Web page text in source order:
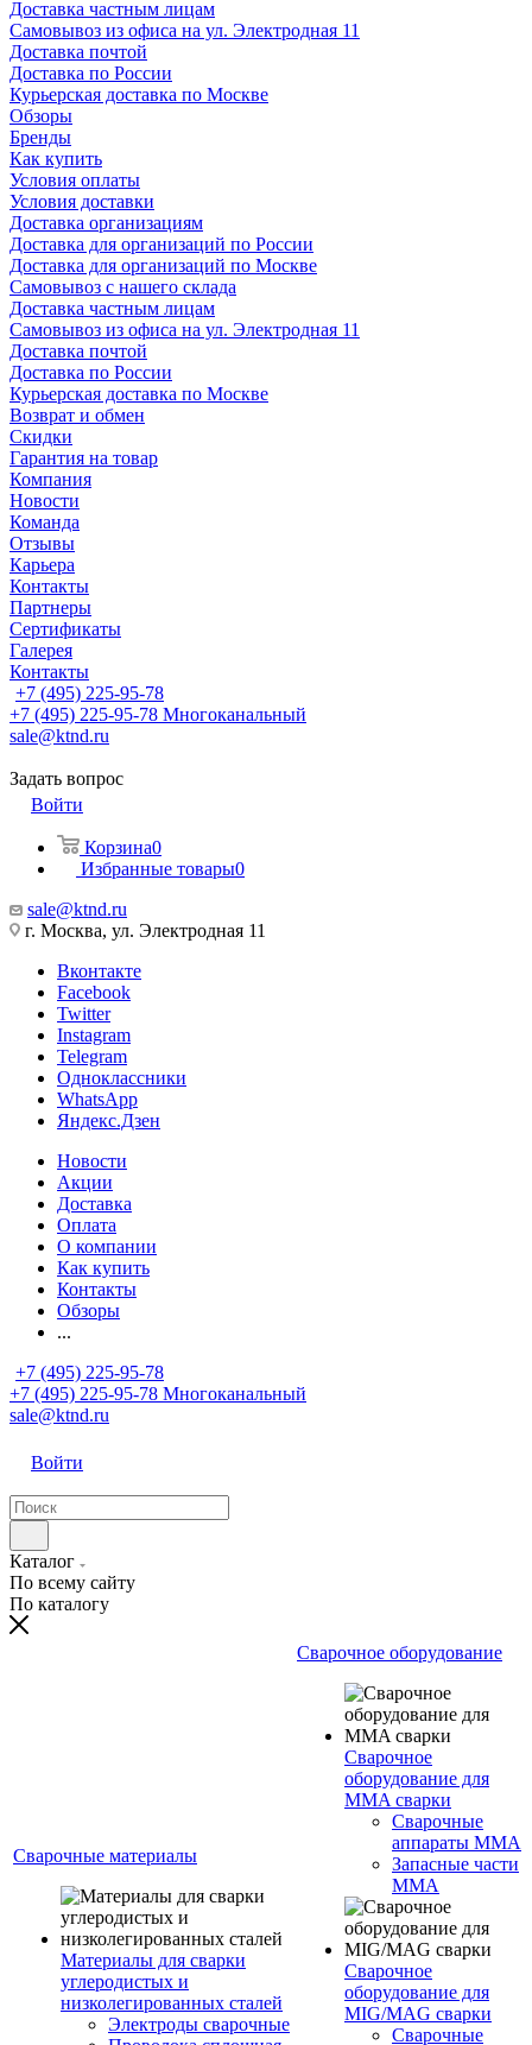
Доставка частным лицам
Самовывоз из офиса на ул. Электродная 11
Доставка почтой
Доставка по России
Курьерская доставка по Москве
Обзоры
Бренды
Как купить
Условия оплаты
Условия доставки
Доставка организациям
Доставка для организаций по России
Доставка для организаций по Москве
Самовывоз с нашего склада
Доставка частным лицам
Самовывоз из офиса на ул. Электродная 11
Доставка почтой
Доставка по России
Курьерская доставка по Москве
Возврат и обмен
Скидки
Гарантия на товар
Компания
Новости
Команда
Отзывы
Карьера
Контакты
Партнеры
Сертификаты
Галерея
Контакты
+7 (495) 225-95-78
+7 (495) 225-95-78 Многоканальный
sale@ktnd.ru
Задать вопрос
Войти
Корзина0
Избранные товары0
sale@ktnd.ru
г. Москва, ул. Электродная 11
Вконтакте
Facebook
Twitter
Instagram
Telegram
Одноклассники
WhatsApp
Яндекс.Дзен
Новости
Акции
Доставка
Оплата
О компании
Как купить
Контакты
Обзоры
...
+7 (495) 225-95-78
+7 (495) 225-95-78 Многоканальный
sale@ktnd.ru
Войти
Каталог
По всему сайту
По каталогу
Сварочные материалы
Материалы для сварки
углеродистых и
низколегированных сталей
Электроды сварочные
Сварочное оборудование
Сварочное
оборудование для
MMA сварки
Сварочные
аппараты MMA
Запасные части
MMA
Сварочное
оборудование для
MIG/MAG сварки
Сварочные